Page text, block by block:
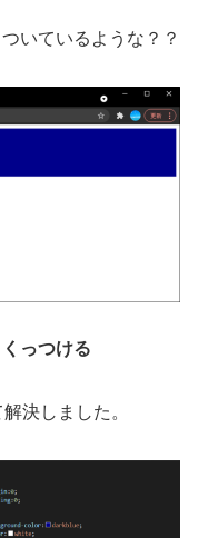
いているような？？
っつける
決しました。